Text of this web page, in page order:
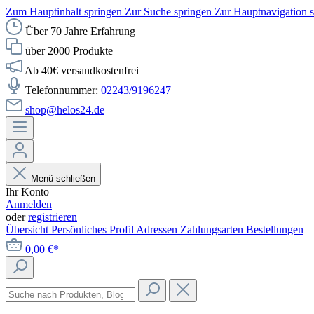
Zum Hauptinhalt springen Zur Suche springen Zur Hauptnavigation
Über 70 Jahre Erfahrung
über 2000 Produkte
Ab 40€ versandkostenfrei
Telefonnummer: 02243/9196247
shop@helos24.de
Menü schließen
Ihr Konto
Anmelden
oderregistrieren
Übersicht Persönliches Profil Adressen Zahlungsarten Bestellungen
0,00 €*